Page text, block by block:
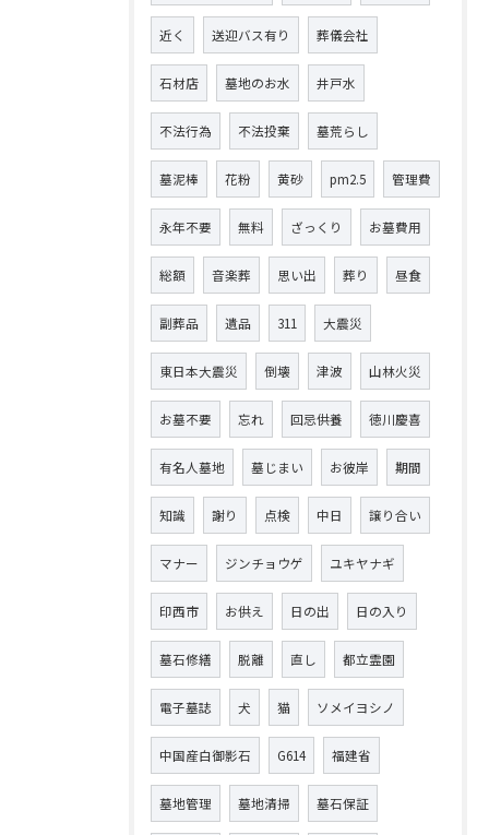
近く 送迎バス有り 葬儀会社
石材店 墓地のお水 井戸水
不法行為 不法投棄 墓荒らし
墓泥棒 花粉 黄砂 pm2.5 管理費
永年不要 無料 ざっくり お墓費用
総額 音楽葬 思い出 葬り 昼食
副葬品 遺品 311 大震災
東日本大震災 倒壊 津波 山林火災
お墓不要 忘れ 回忌供養 徳川慶喜
有名人墓地 墓じまい お彼岸 期間
知識 謝り 点検 中日 譲り合い
マナー ジンチョウゲ ユキヤナギ
印西市 お供え 日の出 日の入り
墓石修繕 脱離 直し 都立霊園
電子墓誌 犬 猫 ソメイヨシノ
中国産白御影石 G614 福建省
墓地管理 墓地清掃 墓石保証